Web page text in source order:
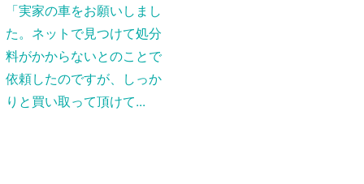
「実家の車をお願いしまし
た。ネットで見つけて処分
料がかからないとのことで
依頼したのですが、しっか
りと買い取って頂けて...